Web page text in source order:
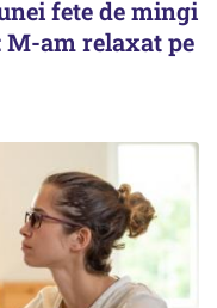
fete de mingi
am relaxat pe